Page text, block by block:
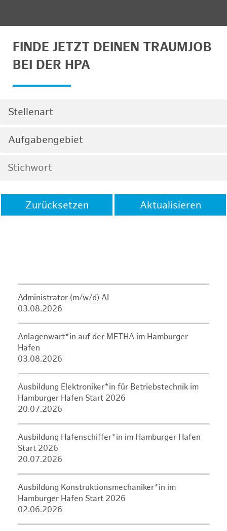
FINDE JETZT DEINEN TRAUMJOB
BEI DER HPA
Stellenart
Aufgabengebiet
Zurücksetzen Aktualisieren
Administrator (m/w/d) AI
03.08.2026
Anlagenwart*in auf der METHA im Hamburger
Hafen
03.08.2026
Ausbildung Elektroniker*in für Betriebstechnik im
Hamburger Hafen Start 2026
20.07.2026
Ausbildung Hafenschiffer*in im Hamburger Hafen
Start 2026
20.07.2026
Ausbildung Konstruktionsmechaniker*in im
Hamburger Hafen Start 2026
02.06.2026